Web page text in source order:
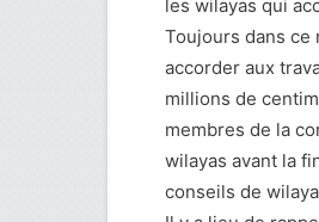
les wilayas qui
Toujours dans
accorder aux
millions de
membres de la
wilayas avant la
conseils de